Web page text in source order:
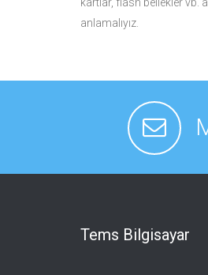
anlamalıyız.
Tems Bilgisayar